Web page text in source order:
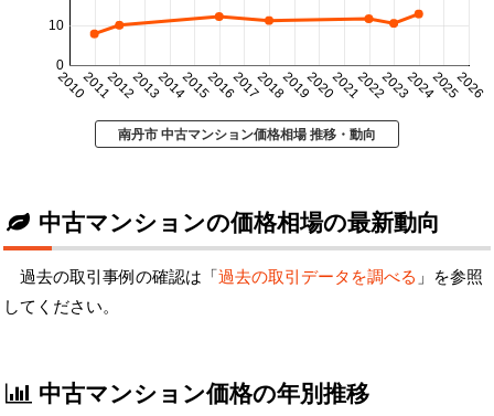
20102011201220132014201520162017201820192020202120222023202420252026
0
10
南丹市 中古マンション価格相場 推移・動向
中古マンションの価格相場の最新動向
過去の取引事例の確認は「過去の取引データを調べる 」を参照
してください。
中古マンション価格の年別推移